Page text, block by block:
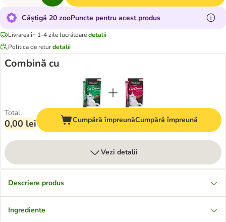
Câștigă 20 zooPuncte pentru acest produs
Livrarea în 1-4 zile lucrătoaredetalii
Politica de returdetalii
Combină cu
Total
0,00 lei Cumpără împreunăCumpără împreună
Vezi detalii
Descriere produs
Ingrediente